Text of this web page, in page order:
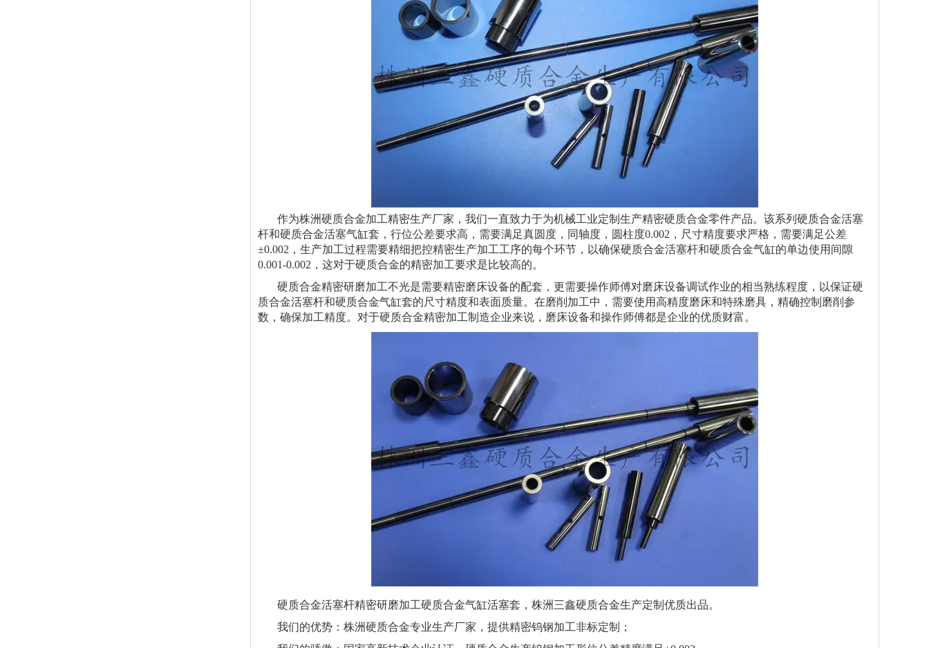
作为株洲硬质合金加工精密生产厂家，我们一直致力于为机械工业定制生产精密硬质合金零件产品。该系列硬质合金活塞
杆和硬质合金活塞气缸套，行位公差要求高，需要满足真圆度，同轴度，圆柱度0.002，尺寸精度要求严格，需要满足公差
±0.002，生产加工过程需要精细把控精密生产加工工序的每个环节，以确保硬质合金活塞杆和硬质合金气缸的单边使用间隙
0.001-0.002，这对于硬质合金的精密加工要求是比较高的。
硬质合金精密研磨加工不光是需要精密磨床设备的配套，更需要操作师傅对磨床设备调试作业的相当熟练程度，以保证硬
质合金活塞杆和硬质合金气缸套的尺寸精度和表面质量。在磨削加工中，需要使用高精度磨床和特殊磨具，精确控制磨削参
数，确保加工精度。对于硬质合金精密加工制造企业来说，磨床设备和操作师傅都是企业的优质财富。
硬质合金活塞杆精密研磨加工硬质合金气缸活塞套，株洲三鑫硬质合金生产定制优质出品。
我们的优势：株洲硬质合金专业生产厂家，提供精密钨钢加工非标定制；